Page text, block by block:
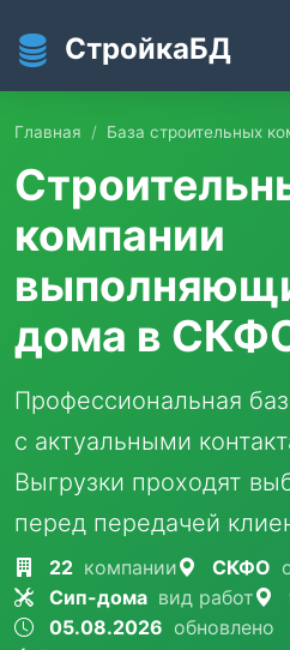
СтройкаБД
Главная База строительных
компании
дома в
Профессиональная
с актуальными
Выгрузки проходят
перед передачей
22 компании СКФО
Сип-дома вид работ
05.08.2026 обновлено